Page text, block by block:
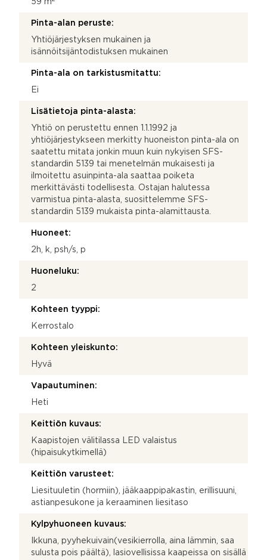
t
s
i
59 m
Pinta-alan peruste:
Yhtiöjärjestyksen mukainen ja
isännöitsijäntodistuksen mukainen
Pinta-ala on tarkistusmitattu:
Ei
Lisätietoja pinta-alasta:
Yhtiö on perustettu ennen 1.1.1992 ja
yhtiöjärjestykseen merkitty huoneiston pinta-ala on
saatettu mitata jonkin muun kuin nykyisen SFS-
standardin 5139 tai menetelmän mukaisesti ja
ilmoitettu asuinpinta-ala saattaa poiketa
merkittävästi todellisesta. Ostajan halutessa
varmistua pinta-alasta, suosittelemme SFS-
standardin 5139 mukaista pinta-alamittausta.
Huoneet:
2h, k, psh/s, p
Huoneluku:
2
Kohteen tyyppi:
Kerrostalo
Kohteen yleiskunto:
Hyvä
Vapautuminen:
Heti
Keittiön kuvaus:
Kaapistojen välitilassa LED valaistus
(hipaisukytkimellä)
Keittiön varusteet:
Liesituuletin (hormiin), jääkaappipakastin, erillisuuni,
astianpesukone ja keraaminen liesitaso
Kylpyhuoneen kuvaus:
Ikkuna, pyyhekuivain(vesikierrolla, aina lämmin, saa
sulusta pois päältä), lasiovellisissa kaapeissa on sisällä